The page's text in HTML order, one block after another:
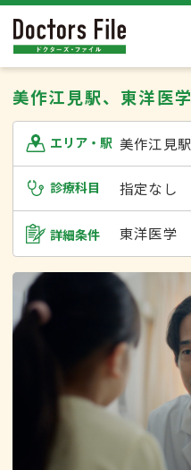
美作江見駅、東洋医学
エリア・駅 美作江見駅
診療科目 指定なし
詳細条件 東洋医学